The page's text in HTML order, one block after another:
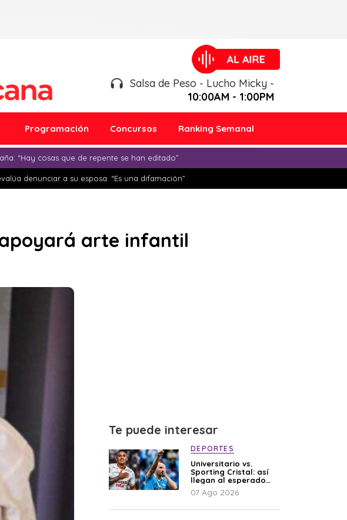
Salsa de Peso - Lucho Micky -
10:00AM - 1:00PM
Programación Concursos Ranking Semanal
“Hay cosas que de repente se han editado”
denunciar a su esposa: “Es una difamación”
arte infantil
Te puede interesar
DEPORTES
Universitario vs.
Sporting Cristal: así
llegan al esperado
duelo
07 Ago 2026